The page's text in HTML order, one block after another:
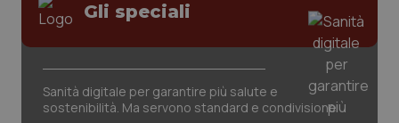
Gli speciali
Sanità digitale per garantire più salute e
sostenibilità. Ma servono standard e condivisione